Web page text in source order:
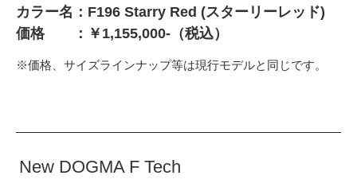
カラー名：F196 Starry Red (スターリーレッド)
価格 ：￥1,155,000-（税込）
※価格、サイズラインナップ等は現行モデルと同じです。
New DOGMA F Tech